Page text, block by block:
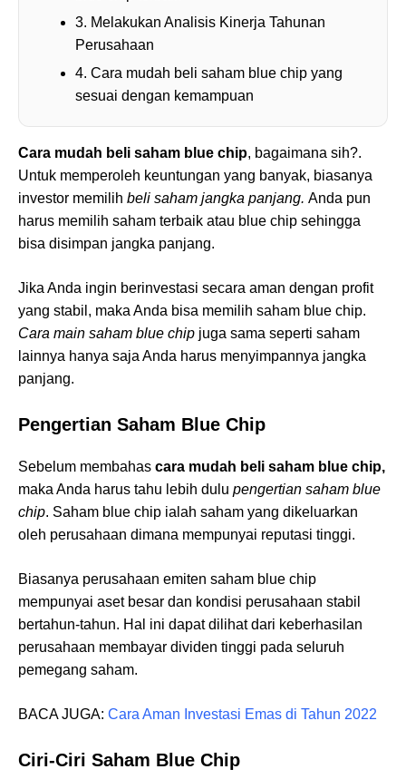
3. Melakukan Analisis Kinerja Tahunan
Perusahaan
4. Cara mudah beli saham blue chip yang
sesuai dengan kemampuan
Cara mudah beli saham blue chip, bagaimana sih?.
Untuk memperoleh keuntungan yang banyak, biasanya
investor memilih beli saham jangka panjang. Anda pun
harus memilih saham terbaik atau blue chip sehingga
bisa disimpan jangka panjang.
Jika Anda ingin berinvestasi secara aman dengan profit
yang stabil, maka Anda bisa memilih saham blue chip.
Cara main saham blue chip juga sama seperti saham
lainnya hanya saja Anda harus menyimpannya jangka
panjang.
Pengertian Saham Blue Chip
Sebelum membahas cara mudah beli saham blue chip,
maka Anda harus tahu lebih dulu pengertian saham blue
chip. Saham blue chip ialah saham yang dikeluarkan
oleh perusahaan dimana mempunyai reputasi tinggi.
Biasanya perusahaan emiten saham blue chip
mempunyai aset besar dan kondisi perusahaan stabil
bertahun-tahun. Hal ini dapat dilihat dari keberhasilan
perusahaan membayar dividen tinggi pada seluruh
pemegang saham.
BACA JUGA: Cara Aman Investasi Emas di Tahun 2022
Ciri-Ciri Saham Blue Chip